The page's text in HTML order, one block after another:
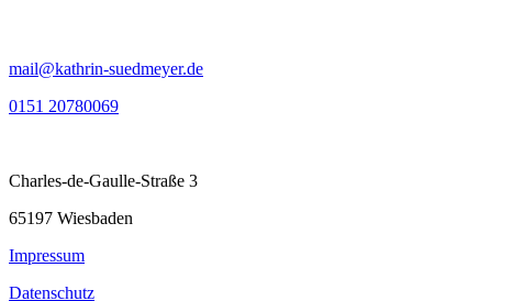
mail@kathrin-suedmeyer.de
0151 20780069
Charles-de-Gaulle-Straße 3
65197 Wiesbaden
Impressum
Datenschutz